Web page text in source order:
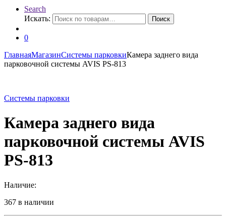
Search
Искать:
Поиск
0
ГлавнаяМагазинСистемы парковкиКамера заднего вида
парковочной системы AVIS PS-813
Системы парковки
Камера заднего вида
парковочной системы AVIS
PS-813
Наличие:
367 в наличии